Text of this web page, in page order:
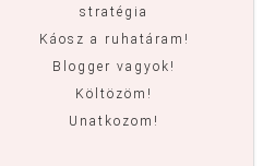
stratégia
Káosz a ruhatáram!
Blogger vagyok!
Költözöm!
Unatkozom!